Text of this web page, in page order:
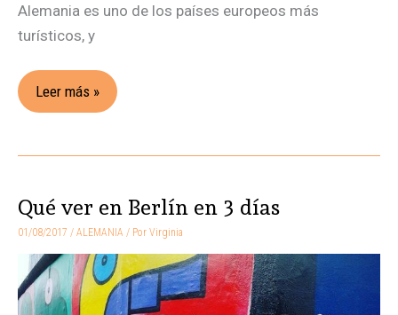
Alemania es uno de los países europeos más
turísticos, y
Leer más »
Qué ver en Berlín en 3 días
01/08/2017 / ALEMANIA / Por Virginia
Qué
ver
en
Berlín
en